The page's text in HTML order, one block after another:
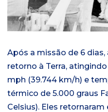
Após a missão de 6
retorno à Terra,
mph (39.744 km/h) e
térmico de 5.000 graus
Celsius). Eles retornaram